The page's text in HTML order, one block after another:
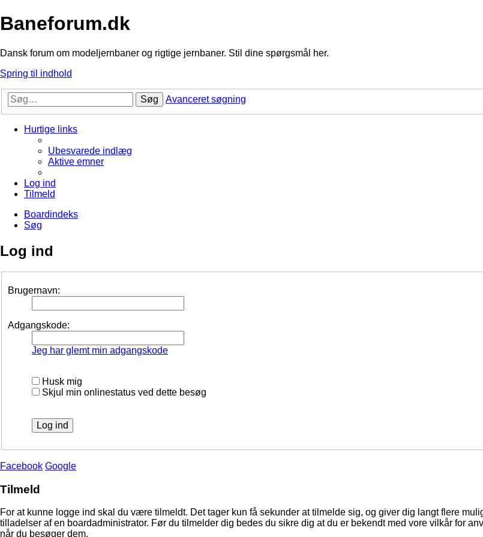
Baneforum.dk
Dansk forum om modeljernbaner og rigtige jernbaner. Stil dine spørgsmål her.
Spring til indhold
Søg Avanceret søgning
Hurtige links
Ubesvarede indlæg
Aktive emner
Log ind
Tilmeld
Boardindeks
Søg
Log ind
Brugernavn:
Adgangskode:
Jeg har glemt min adgangskode
Husk mig
Skjul min onlinestatus ved dette besøg
Facebook Google
Tilmeld
For at kunne logge ind skal du være tilmeldt. Det tager kun få sekunder at tilmelde sig, og giver dig langt flere
tilladelser af en boardadministrator. Før du tilmelder dig bedes du sikre dig at du er bekendt med vore vilkår for
når du besøger dem.